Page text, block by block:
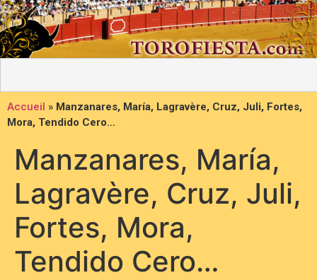
Accueil » Manzanares, María, Lagravère, Cruz, Juli, Fortes,
Mora, Tendido Cero…
Manzanares, María,
Lagravère, Cruz, Juli,
Fortes, Mora,
Tendido Cero…